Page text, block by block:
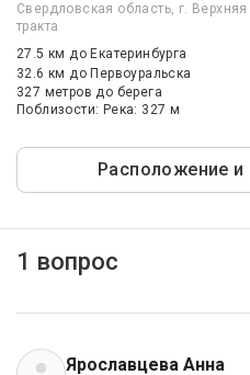
Свердловская область, г.
тракта
27.5 кмдо Екатеринбурга
32.6 кмдо Первоуральска
327 метров до берега
Поблизости: Река: 327 м
Расположение и
1 вопрос
Ярославцева Анна